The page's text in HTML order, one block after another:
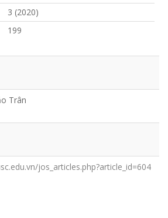
3 (2020)
199
Trân
jos_articles.php?article_id=604